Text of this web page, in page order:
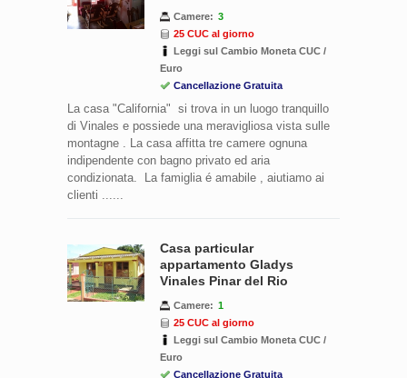
Camere: 3
25 CUC al giorno
Leggi sul Cambio Moneta CUC /
Euro
Cancellazione Gratuita
La casa "California" si trova in un luogo tranquillo
di Vinales e possiede una meravigliosa vista sulle
montagne . La casa affitta tre camere ognuna
indipendente con bagno privato ed aria
condizionata. La famiglia é amabile , aiutiamo ai
clienti ......
Casa particular
appartamento Gladys
Vinales Pinar del Rio
Camere: 1
25 CUC al giorno
Leggi sul Cambio Moneta CUC /
Euro
Cancellazione Gratuita